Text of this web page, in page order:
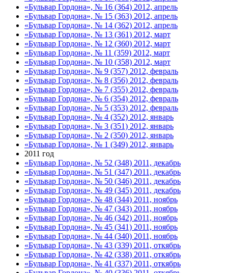
«Бульвар Гордона», № 16 (364) 2012, апрель
«Бульвар Гордона», № 15 (363) 2012, апрель
«Бульвар Гордона», № 14 (362) 2012, апрель
«Бульвар Гордона», № 13 (361) 2012, март
«Бульвар Гордона», № 12 (360) 2012, март
«Бульвар Гордона», № 11 (359) 2012, март
«Бульвар Гордона», № 10 (358) 2012, март
«Бульвар Гордона», № 9 (357) 2012, февраль
«Бульвар Гордона», № 8 (356) 2012, февраль
«Бульвар Гордона», № 7 (355) 2012, февраль
«Бульвар Гордона», № 6 (354) 2012, февраль
«Бульвар Гордона», № 5 (353) 2012, февраль
«Бульвар Гордона», № 4 (352) 2012, январь
«Бульвар Гордона», № 3 (351) 2012, январь
«Бульвар Гордона», № 2 (350) 2012, январь
«Бульвар Гордона», № 1 (349) 2012, январь
2011 год
«Бульвар Гордона», № 52 (348) 2011, декабрь
«Бульвар Гордона», № 51 (347) 2011, декабрь
«Бульвар Гордона», № 50 (346) 2011, декабрь
«Бульвар Гордона», № 49 (345) 2011, декабрь
«Бульвар Гордона», № 48 (344) 2011, ноябрь
«Бульвар Гордона», № 47 (343) 2011, ноябрь
«Бульвар Гордона», № 46 (342) 2011, ноябрь
«Бульвар Гордона», № 45 (341) 2011, ноябрь
«Бульвар Гордона», № 44 (340) 2011, ноябрь
«Бульвар Гордона», № 43 (339) 2011, откябрь
«Бульвар Гордона», № 42 (338) 2011, откябрь
«Бульвар Гордона», № 41 (337) 2011, откябрь